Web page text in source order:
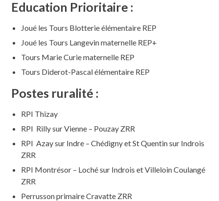
Education Prioritaire :
Joué les Tours Blotterie élémentaire REP
Joué les Tours Langevin maternelle REP+
Tours Marie Curie maternelle REP
Tours Diderot-Pascal élémentaire REP
Postes ruralité :
RPI Thizay
RPI Rilly sur Vienne – Pouzay ZRR
RPI Azay sur Indre – Chédigny et St Quentin sur Indrois
ZRR
RPI Montrésor – Loché sur Indrois et Villeloin Coulangé
ZRR
Perrusson primaire Cravatte ZRR